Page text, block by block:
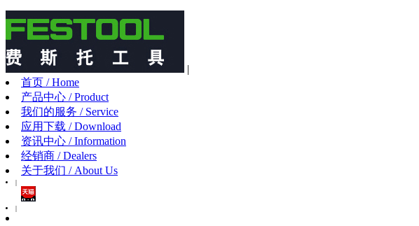
|
首页 / Home
产品中心 / Product
我们的服务 / Service
应用下载 / Download
资讯中心 / Information
经销商 / Dealers
关于我们 / About Us
|
|